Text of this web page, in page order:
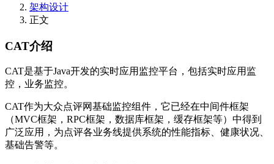
架构设计
正文
CAT介绍
CAT是基于Java开发的实时应用监控平台，包括实时应用监
控，业务监控。
CAT作为大众点评网基础监控组件，它已经在中间件框架
（MVC框架，RPC框架，数据库框架，缓存框架等）中得到
广泛应用，为点评各业务线提供系统的性能指标、健康状况、
基础告警等。